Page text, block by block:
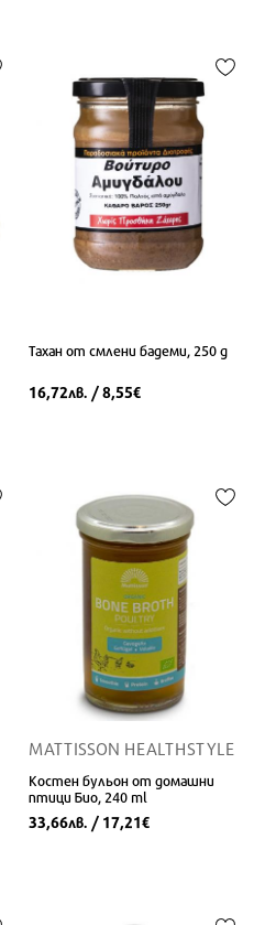
Тахан от смлени бадеми, 250 g
16,72лв. / 8,55€
MATTISSON HEALTHSTYLE
Костен бульон от домашни
птици Био, 240 ml
33,66лв. / 17,21€